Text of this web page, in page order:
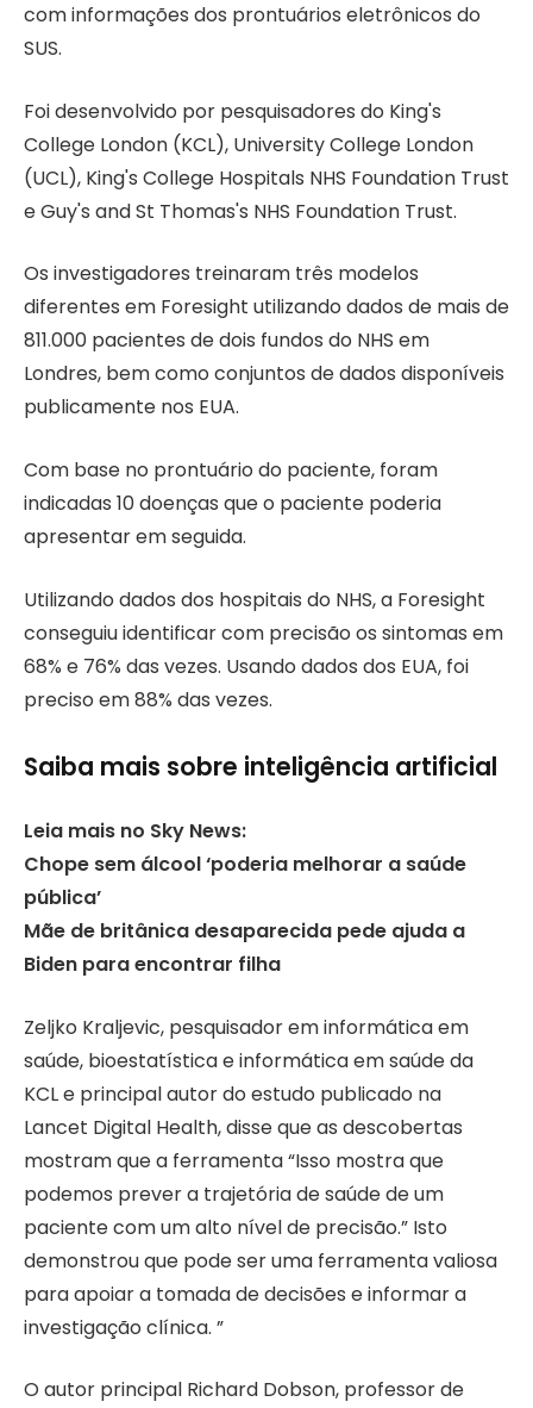
com informações dos prontuários eletrônicos do
SUS.
Foi desenvolvido por pesquisadores do King's
College London (KCL), University College London
(UCL), King's College Hospitals NHS Foundation Trust
e Guy's and St Thomas's NHS Foundation Trust.
Os investigadores treinaram três modelos
diferentes em Foresight utilizando dados de mais de
811.000 pacientes de dois fundos do NHS em
Londres, bem como conjuntos de dados disponíveis
publicamente nos EUA.
Com base no prontuário do paciente, foram
indicadas 10 doenças que o paciente poderia
apresentar em seguida.
Utilizando dados dos hospitais do NHS, a Foresight
conseguiu identificar com precisão os sintomas em
68% e 76% das vezes. Usando dados dos EUA, foi
preciso em 88% das vezes.
Saiba mais sobre inteligência artificial
Leia mais no Sky News:
Chope sem álcool ‘poderia melhorar a saúde
pública’
Mãe de britânica desaparecida pede ajuda a
Biden para encontrar filha
Zeljko Kraljevic, pesquisador em informática em
saúde, bioestatística e informática em saúde da
KCL e principal autor do estudo publicado na
Lancet Digital Health, disse que as descobertas
mostram que a ferramenta “Isso mostra que
podemos prever a trajetória de saúde de um
paciente com um alto nível de precisão.” Isto
demonstrou que pode ser uma ferramenta valiosa
para apoiar a tomada de decisões e informar a
investigação clínica. ”
O autor principal Richard Dobson, professor de